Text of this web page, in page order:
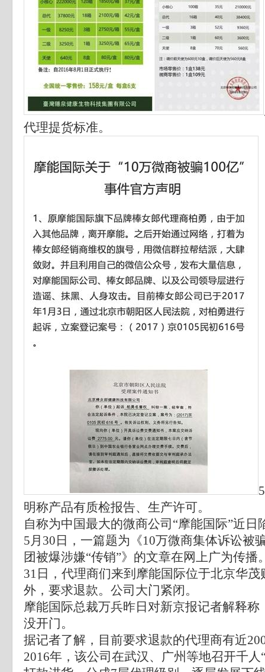
代理提货标准。
明称产品有质检报告、生产许可。
自称为中国最大的微商公司“摩能国际”近日
5月30日，一篇题为《10万微商集体诉讼被
团被爆涉嫌“传销”》的文章在网上广为传播
31日，代理商们来到摩能国际位于北京华
外，要求退款。公司大门紧闭。
摩能国际总裁万兵昨日对新京报记者解释称
没开门。
据记者了解，目前要求退款的代理商有近
2016年，该公司在武汉、广州等地召开千人